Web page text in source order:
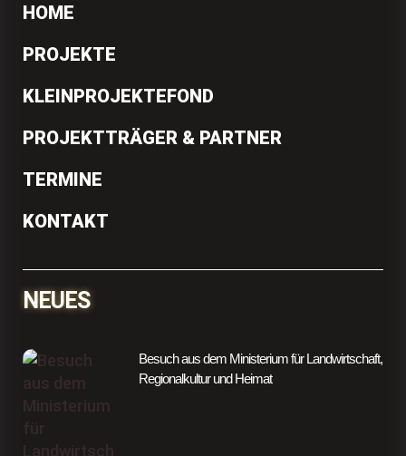
HOME
PROJEKTE
KLEINPROJEKTEFOND
PROJEKTTRÄGER & PARTNER
TERMINE
KONTAKT
NEUES
Besuch aus dem Ministerium für Landwirtschaft,
Regionalkultur und Heimat